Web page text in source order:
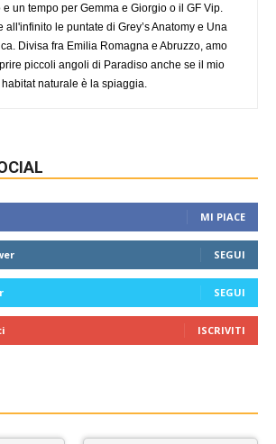
un tempo per Gemma e Giorgio o il GF Vip.
all'infinito le puntate di Grey’s Anatomy e Una
Divisa fra Emilia Romagna e Abruzzo, amo
piccoli angoli di Paradiso anche se il mio
habitat naturale è la spiaggia.
MI PIACE
SEGUI
SEGUI
ISCRIVITI